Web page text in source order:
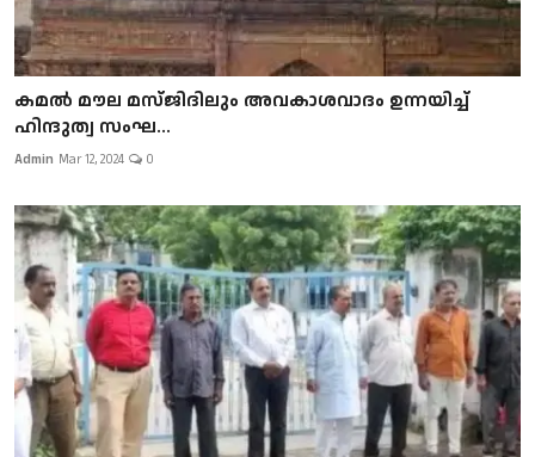
കമല്‍ മൗല മസ്ജിദിലും അവകാശവാദം ഉന്നയിച്ച്
ഹിന്ദുത്വ സംഘ...
Admin Mar 12, 2024 0